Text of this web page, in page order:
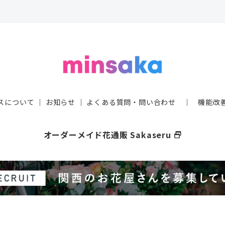
について ｜ お知らせ ｜ よくある質問・問い合わせ ｜機能改
オーダーメイド花通販 Sakaseru select_window